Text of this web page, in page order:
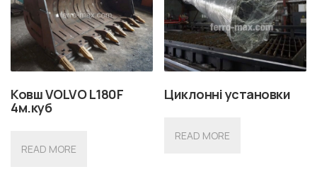
Ковш VOLVO L180F
4м.куб
READ MORE
Циклонні установки
READ MORE